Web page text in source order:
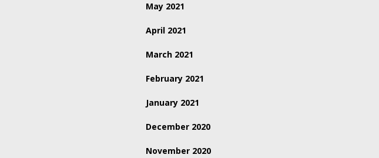
May 2021
April 2021
March 2021
February 2021
January 2021
December 2020
November 2020